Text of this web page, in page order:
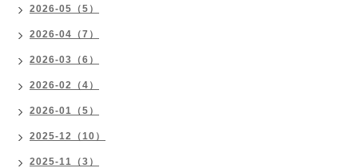
2026-05（5）
2026-04（7）
2026-03（6）
2026-02（4）
2026-01（5）
2025-12（10）
2025-11（3）